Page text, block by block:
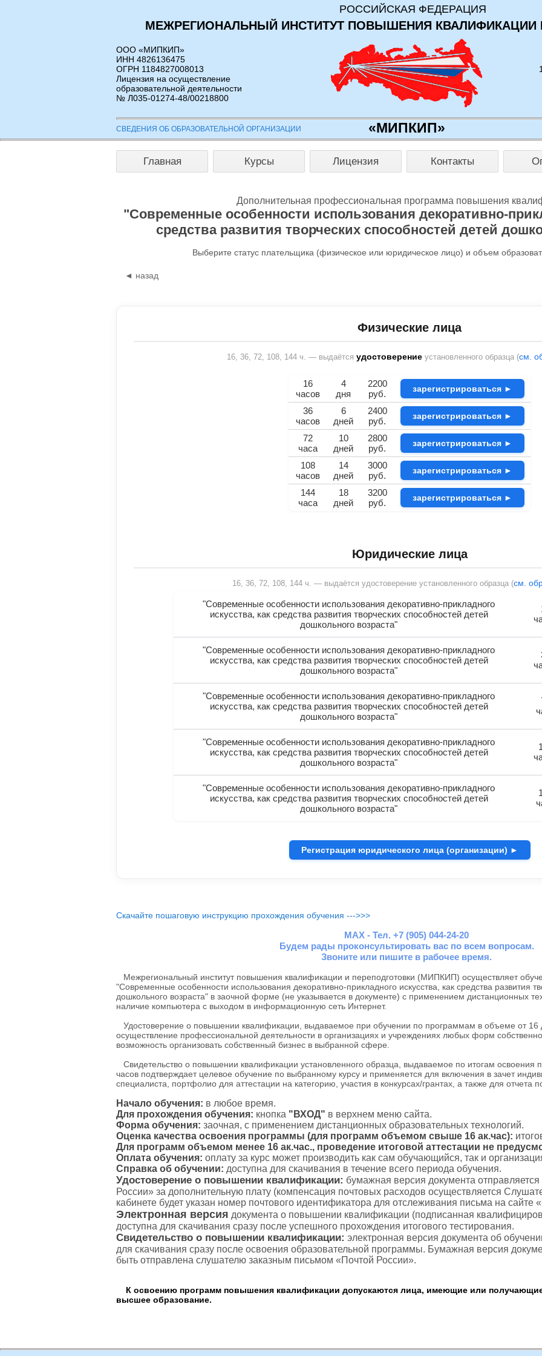
РОССИЙСКАЯ ФЕДЕРАЦИЯ
МЕЖРЕГИОНАЛЬНЫЙ ИНСТИТУТ ПОВЫШЕНИЯ КВАЛИФИКАЦИИ
ООО «МИПКИП»
ИНН 4826136475
ОГРН 1184827008013
Лицензия на осуществление
образовательной деятельности
№ Л035-01274-48/00218800
СВЕДЕНИЯ ОБ ОБРАЗОВАТЕЛЬНОЙ ОРГАНИЗАЦИИ «МИПКИП»
Главная Курсы Лицензия Контакты
Дополнительная профессиональная программа повышения
"Современные особенности использования декоративно-
средства развития творческих способностей детей
Выберите статус плательщика (физическое или юридическое лицо) и объем
◄ назад
Физические лица
16, 36, 72, 108, 144 ч. — выдаётся удостоверение установленного образца (см.
16
часов
4
дня
2200
руб.
зарегистрироваться ►
36
часов
6
дней
2400
руб.
зарегистрироваться ►
72
часа
10
дней
2800
руб.
зарегистрироваться ►
108
часов
14
дней
3000
руб.
зарегистрироваться ►
144
часа
18
дней
3200
руб.
зарегистрироваться ►
Юридические лица
16, 36, 72, 108, 144 ч. — выдаётся удостоверение установленного образца (см.
"Современные особенности использования декоративно-прикладного
искусства, как средства развития творческих способностей детей
дошкольного возраста"
"Современные особенности использования декоративно-прикладного
искусства, как средства развития творческих способностей детей
дошкольного возраста"
"Современные особенности использования декоративно-прикладного
искусства, как средства развития творческих способностей детей
дошкольного возраста"
"Современные особенности использования декоративно-прикладного
искусства, как средства развития творческих способностей детей
дошкольного возраста"
"Современные особенности использования декоративно-прикладного
искусства, как средства развития творческих способностей детей
дошкольного возраста"
Регистрация юридического лица (организации) ►
Скачайте пошаговую инструкцию прохождения обучения --->>>
MAX - Тел. +7 (905) 044-24-20
Будем рады проконсультировать вас по всем вопросам.
Звоните или пишите в рабочее время.
Межрегиональный институт повышения квалификации и переподготовки (МИПКИП) осуществляет
"Современные особенности использования декоративно-прикладного искусства, как средства развития
дошкольного возраста" в заочной форме (не указывается в документе) с применением дистанционных
наличие компьютера с выходом в информационную сеть Интернет.
Удостоверение о повышении квалификации, выдаваемое при обучении по программам в объеме от 16
осуществление профессиональной деятельности в организациях и учреждениях любых форм
возможность организовать собственный бизнес в выбранной сфере.
Свидетельство о повышении квалификации установленного образца, выдаваемое по итогам
часов подтверждает целевое обучение по выбранному курсу и применяется для включения в зачет
специалиста, портфолио для аттестации на категорию, участия в конкурсах/грантах, а также для отчета
Начало обучения: в любое время.
Для прохождения обучения: кнопка "ВХОД" в верхнем меню сайта.
Форма обучения: заочная, с применением дистанционных образовательных технологий.
Оценка качества освоения программы (для программ объемом свыше 16 ак.час):
Для программ объемом менее 16 ак.час., проведение итоговой аттестации не
Оплата обучения: оплату за курс может производить как сам обучающийся, так и
Справка об обучении: доступна для скачивания в течение всего периода обучения.
Удостоверение о повышении квалификации: бумажная версия документа
России» за дополнительную плату (компенсация почтовых расходов осуществляется
кабинете будет указан номер почтового идентификатора для отслеживания письма на сайте
Электронная версия документа о повышении квалификации (подписанная
доступна для скачивания сразу после успешного прохождения итогового тестирования.
Свидетельство о повышении квалификации: электронная версия документа об
для скачивания сразу после освоения образовательной программы. Бумажная версия
быть отправлена слушателю заказным письмом «Почтой России».
К освоению программ повышения квалификации допускаются лица, имеющие или
высшее образование.